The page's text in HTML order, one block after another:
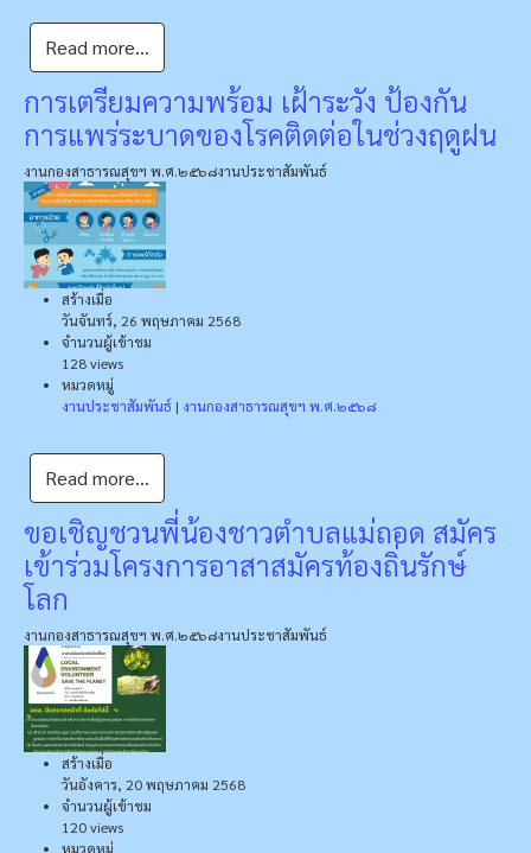
Read more...
การเตรียมความพร้อม เฝ้าระวัง ป้องกัน
การแพร่ระบาดของโรคติดต่อในช่วงฤดูฝน
งานกองสาธารณสุขฯ พ.ศ.๒๕๖๘งานประชาสัมพันธ์
สร้างเมื่อ
วันจันทร์, 26 พฤษภาคม 2568
จำนวนผู้เข้าชม
128 views
หมวดหมู่
งานประชาสัมพันธ์ | งานกองสาธารณสุขฯ พ.ศ.๒๕๖๘
Read more...
ขอเชิญชวนพี่น้องชาวตำบลแม่ถอด สมัคร
เข้าร่วมโครงการอาสาสมัครท้องถิ่นรักษ์
โลก
งานกองสาธารณสุขฯ พ.ศ.๒๕๖๘งานประชาสัมพันธ์
สร้างเมื่อ
วันอังคาร, 20 พฤษภาคม 2568
จำนวนผู้เข้าชม
120 views
หมวดหมู่